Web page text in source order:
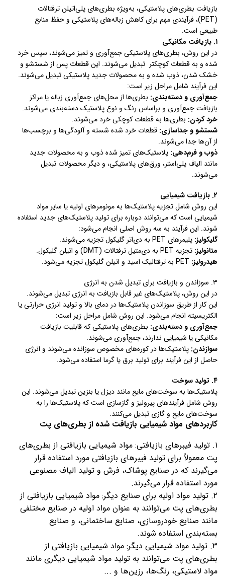
بازیافت بطری‌های پلاستیکی، به‌ویژه بطری‌های پلی‌اتیلن ترفتالات
(PET)، فرآیندی مهم برای کاهش زباله‌های پلاستیکی و حفظ منابع
طبیعی است.
۱. بازیافت مکانیکی
در این روش، بطری‌های پلاستیکی جمع‌آوری و تمیز می‌شوند، سپس خرد
شده و به قطعات کوچکتر تبدیل می‌شوند. این قطعات پس از شستشو و
خشک شدن، ذوب شده و به محصولات جدید پلاستیکی تبدیل می‌شوند.
این فرآیند شامل مراحل زیر است:
جمع‌آوری و دسته‌بندی: بطری‌ها از محل‌های جمع‌آوری زباله یا مراکز
بازیافت جمع‌آوری و براساس رنگ و نوع پلاستیک دسته‌بندی می‌شوند.
خرد کردن: بطری‌ها به قطعات کوچکی خرد می‌شوند.
شستشو و جداسازی: قطعات خرد شده شسته و آلودگی‌ها و برچسب‌ها
از آن‌ها جدا می‌شوند.
ذوب و فرم‌دهی: پلاستیک‌های تمیز شده ذوب و به محصولات جدید
مانند الیاف پلی‌استر، ورق‌های پلاستیکی، و دیگر محصولات تبدیل
می‌شوند.
۲. بازیافت شیمیایی
این روش شامل تجزیه پلاستیک‌ها به مونومرهای اولیه یا سایر مواد
شیمیایی است که می‌توانند دوباره برای تولید پلاستیک‌های جدید استفاده
شوند. این فرآیند به سه روش اصلی انجام می‌شود:
گلیکولیز: پلیمرهای PET به دی‌اتر گلیکول تجزیه می‌شوند.
متانولیز: تجزیه PET به دی‌متیل ترفتالات (DMT) و اتیلن گلیکول.
هیدرولیز:
۳. سوزاندن و بازیافت برای تبدیل شدن به انرژی
در این روش، پلاستیک‌های غیر قابل بازیافت به انرژی تبدیل می‌شوند.
این کار از طریق سوزاندن پلاستیک‌ها در دمای بالا و تولید انرژی حرارتی یا
الکتریسیته انجام می‌شود. این روش شامل مراحل زیر است:
جمع‌آوری و دسته‌بندی: بطری‌های پلاستیکی که قابلیت بازیافت
مکانیکی یا شیمیایی ندارند، جمع‌آوری می‌شوند.
سوازندن: پلاستیک‌ها در کوره‌های مخصوص سوزانده می‌شوند و انرژی
حاصل از این فرآیند برای تولید برق یا گرما استفاده می‌شود.
۴. تولید سوخت
پلاستیک‌ها به سوخت‌های مایع مانند دیزل یا بنزین تبدیل می‌شوند. این
روش شامل فرآیندهای پیرولیز و گازسازی است که پلاستیک‌ها را به
سوخت‌های مایع و گازی تبدیل می‌کنند.
کاربردهای مواد شیمیایی بازیافت شده از بطری‌های پت
۱. تولید فیبرهای بازیافتی: مواد شیمیایی بازیافتی از بطری‌های
پت معمولاً برای تولید فیبرهای بازیافتی مورد استفاده قرار
می‌گیرند که در صنایع پوشاک، فرش و تولید الیاف مصنوعی
مورد استفاده قرار می‌گیرند.
۲. تولید مواد اولیه برای صنایع دیگر: مواد شیمیایی بازیافتی از
بطری‌های پت می‌توانند به عنوان مواد اولیه در صنایع مختلفی
مانند صنایع خودروسازی، صنایع ساختمانی، و صنایع
بسته‌بندی استفاده شوند.
۳. تولید مواد شیمیایی دیگر: مواد شیمیایی بازیافتی از
بطری‌های پت می‌توانند به تولید مواد شیمیایی دیگری مانند
مواد لاستیکی، رنگ‌ها، رزین‌ها و ...